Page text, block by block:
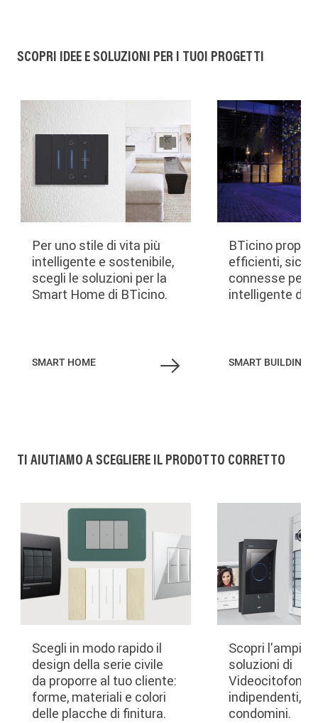
SCOPRI IDEE E SOLUZIONI PER I TUOI PROGETTI
Per uno stile di vita più
intelligente e sostenibile,
scegli le soluzioni per la
Smart Home di BTicino.
SMART HOME
BTicino
efficienti,
connesse per
intelligente
SMART BUILDING
TI AIUTIAMO A SCEGLIERE IL PRODOTTO CORRETTO
Scegli in modo rapido il
design della serie civile
da proporre al tuo cliente:
forme, materiali e colori
delle placche di finitura.
Scopri l'ampia
soluzioni di
Videocitofonia
indipendenti,
condomini.